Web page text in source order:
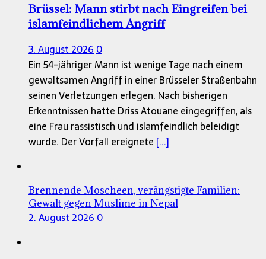
Brüssel: Mann stirbt nach Eingreifen bei
islamfeindlichem Angriff
3. August 20260
Ein 54-jähriger Mann ist wenige Tage nach einem
gewaltsamen Angriff in einer Brüsseler Straßenbahn
seinen Verletzungen erlegen. Nach bisherigen
Erkenntnissen hatte Driss Atouane eingegriffen, als
eine Frau rassistisch und islamfeindlich beleidigt
wurde. Der Vorfall ereignete [...]
Brennende Moscheen, verängstigte Familien:
Gewalt gegen Muslime in Nepal
2. August 20260